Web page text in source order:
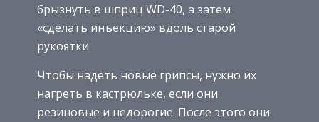
брызнуть в шприц WD-40, а затем
«сделать инъекцию» вдоль старой
рукоятки.
Чтобы надеть новые грипсы, нужно их
нагреть в кастрюльке, если они
резиновые и недорогие. После этого они